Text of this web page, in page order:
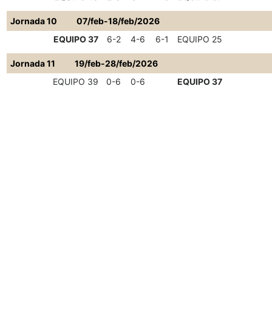
Jornada 10
07/feb-18/feb/2026
EQUIPO 37
6-2 4-6 6-1 EQUIPO 25
Jornada 11
19/feb-28/feb/2026
EQUIPO 39
0-6 0-6 EQUIPO 37